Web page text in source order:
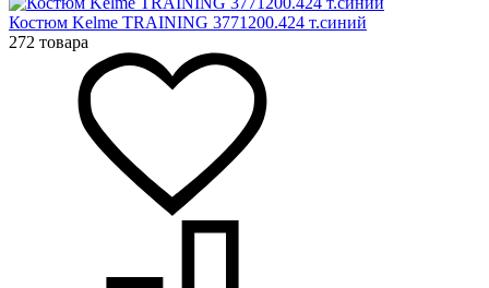
Костюм Kelme TRAINING 3771200.424 т.синий
272 товара